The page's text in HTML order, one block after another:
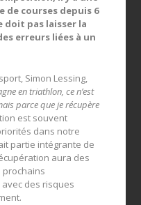
de courses depuis 6
doit pas laisser la
erreurs liées à un
Simon Lessing,
en triathlon, ce n’est
parce que je récupère
est souvent
dans notre
partie intégrante de
aura des
des risques